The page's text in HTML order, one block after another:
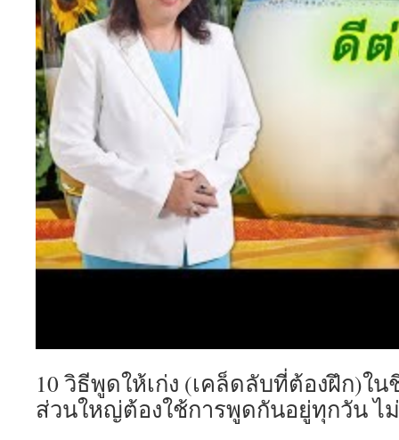
10 วิธีพูดให้เก่ง (เคล็ดลับที่ต้องฝึก)ใ
ส่วนใหญ่ต้องใช้การพูดกันอยู่ทุกวัน